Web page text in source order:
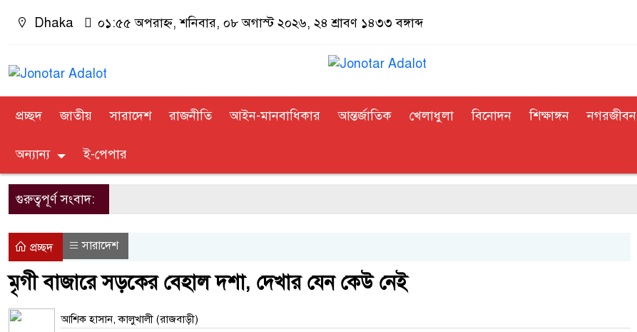
Dhaka ০১:৫৫ অপরাহ্ন, শনিবার, ০৮ অগাস্ট ২০২৬, ২৪ শ্রাবণ ১৪৩৩ বঙ্গাব্দ
প্রচ্ছদ জাতীয় সারাদেশ রাজনীতি আইন-মানবাধিকার আন্তর্জাতিক খেলাধুলা বিনোদন শিক্ষাঙ্গন নগরজীবন
অন্যান্য ই-পেপার
গুরুত্বপূর্ণ সংবাদ:
প্রচ্ছদ সারাদেশ
মৃগী বাজারে সড়কের বেহাল দশা, দেখার যেন কেউ নেই
আশিক হাসান, কালুখালী (রাজবাড়ী)